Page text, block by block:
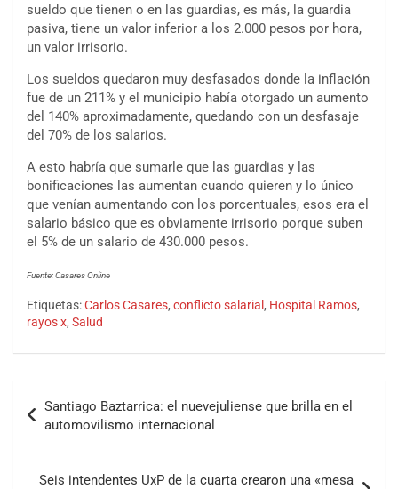
sueldo que tienen o en las guardias, es más, la guardia
pasiva, tiene un valor inferior a los 2.000 pesos por hora,
un valor irrisorio.
Los sueldos quedaron muy desfasados donde la inflación
fue de un 211% y el municipio había otorgado un aumento
del 140% aproximadamente, quedando con un desfasaje
del 70% de los salarios.
A esto habría que sumarle que las guardias y las
bonificaciones las aumentan cuando quieren y lo único
que venían aumentando con los porcentuales, esos era el
salario básico que es obviamente irrisorio porque suben
el 5% de un salario de 430.000 pesos.
Fuente: Casares Online
Etiquetas:Carlos Casares, conflicto salarial , Hospital Ramos,
rayos x, Salud
Santiago Baztarrica: el nuevejuliense que brilla en el
automovilismo internacional
Seis intendentes UxP de la cuarta crearon una «mesa